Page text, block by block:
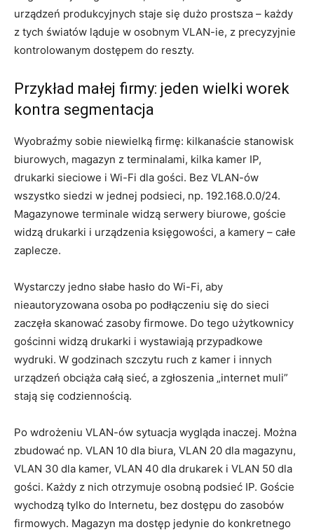
urządzeń produkcyjnych staje się dużo prostsza – każdy
z tych światów ląduje w osobnym VLAN-ie, z precyzyjnie
kontrolowanym dostępem do reszty.
Przykład małej firmy: jeden wielki worek
kontra segmentacja
Wyobraźmy sobie niewielką firmę: kilkanaście stanowisk
biurowych, magazyn z terminalami, kilka kamer IP,
drukarki sieciowe i Wi-Fi dla gości. Bez VLAN-ów
wszystko siedzi w jednej podsieci, np. 192.168.0.0/24.
Magazynowe terminale widzą serwery biurowe, goście
widzą drukarki i urządzenia księgowości, a kamery – całe
zaplecze.
Wystarczy jedno słabe hasło do Wi-Fi, aby
nieautoryzowana osoba po podłączeniu się do sieci
zaczęła skanować zasoby firmowe. Do tego użytkownicy
gościnni widzą drukarki i wystawiają przypadkowe
wydruki. W godzinach szczytu ruch z kamer i innych
urządzeń obciąża całą sieć, a zgłoszenia „internet muli”
stają się codziennością.
Po wdrożeniu VLAN-ów sytuacja wygląda inaczej. Można
zbudować np. VLAN 10 dla biura, VLAN 20 dla magazynu,
VLAN 30 dla kamer, VLAN 40 dla drukarek i VLAN 50 dla
gości. Każdy z nich otrzymuje osobną podsieć IP. Goście
wychodzą tylko do Internetu, bez dostępu do zasobów
firmowych. Magazyn ma dostęp jedynie do konkretnego